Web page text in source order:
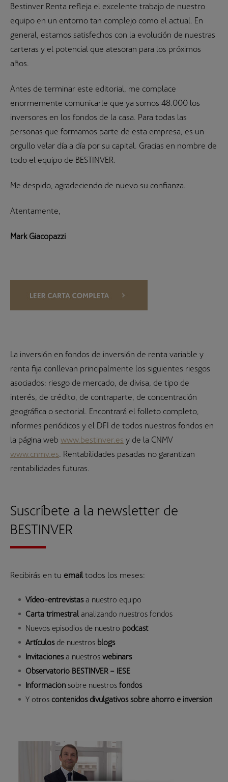
Bestinver Renta refleja el excelente trabajo de nuestro
equipo en un entorno tan complejo como el actual. En
general, estamos satisfechos con la evolución de nuestras
carteras y el potencial que atesoran para los próximos
años.
Antes de terminar este editorial, me complace
enormemente comunicarle que ya somos 48.000 los
inversores en los fondos de la casa. Para todas las
personas que formamos parte de esta empresa, es un
orgullo velar día a día por su capital. Gracias en nombre de
todo el equipo de BESTINVER.
Me despido, agradeciendo de nuevo su confianza.
Atentamente,
Mark Giacopazzi
La inversión en fondos de inversión de renta variable y
renta fija conllevan principalmente los siguientes riesgos
asociados: riesgo de mercado, de divisa, de tipo de
interés, de crédito, de contraparte, de concentración
geográfica o sectorial. Encontrará el folleto completo,
informes periódicos y el DFI de todos nuestros fondos en
la página web www.bestinver.es y de la CNMV
www.cnmv.es. Rentabilidades pasadas no garantizan
rentabilidades futuras.
Suscríbete a la newsletter de
BESTINVER
Recibirás en tu emailtodos los meses:
Vídeo-entrevistasa nuestro equipo
Carta trimestral analizando nuestros fondos
Nuevos episodios de nuestro podcast
Artículosde nuestros blogs
Invitacionesa nuestros webinars
Observatorio BESTINVER – IESE
Información sobre nuestros fondos
Y otros contenidos divulgativos sobre ahorro e inversión